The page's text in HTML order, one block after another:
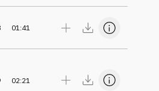
01:41
02:21